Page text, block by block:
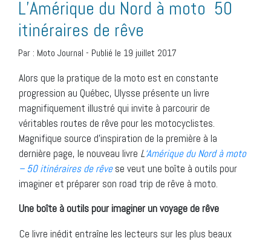
L’Amérique du Nord à moto  50
itinéraires de rêve
Par : Moto Journal - Publié le 19 juillet 2017
Alors que la pratique de la moto est en constante
progression au Québec, Ulysse présente un livre
magnifiquement illustré qui invite à parcourir de
véritables routes de rêve pour les motocyclistes.
Magnifique source d’inspiration de la première à la
dernière page, le nouveau livre L‘Amérique du Nord à moto
– 50 itinéraires de rêvese veut une boîte à outils pour
imaginer et préparer son road trip de rêve à moto.
Une boîte à outils pour imaginer un voyage de rêve
Ce livre inédit entraîne les lecteurs sur les plus beaux